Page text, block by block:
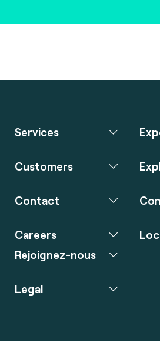
Services
Customers
Contact
Careers
Rejoignez-nous
Legal